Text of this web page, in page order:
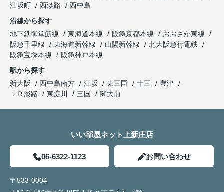
江坂町
西淡路
西中島
沿線から探す
地下鉄御堂筋線
東海道本線 阪急京都本線
おおさか東線
阪急千里線
東海道新幹線 山陽新幹線
北大阪急行電鉄
阪急宝塚本線
阪急神戸本線
駅から探す
新大阪
西中島南方 江坂 東三国 十三
豊津
ＪＲ淡路
東淀川 三国 関大前
いい部屋ネット上新庄店
06-6322-1123 お問い合わせ
〒533-0004